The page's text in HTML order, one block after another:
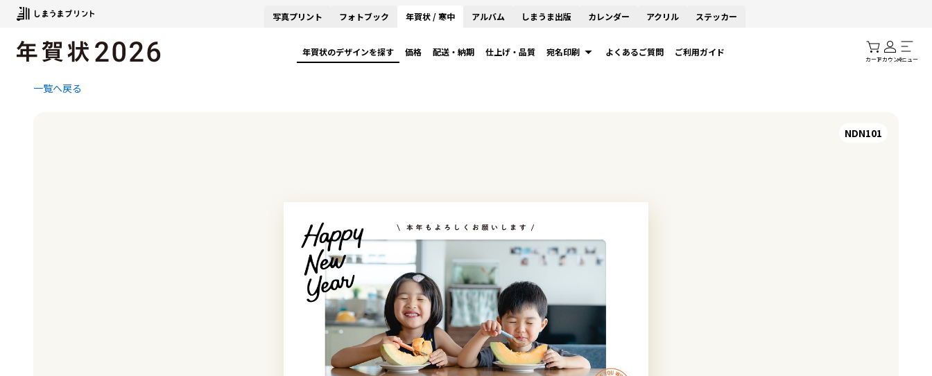
写真プリント フォトブック 年賀状 / 寒中 アルバム しまうま出版 カレンダー アクリル ステッカー
年賀状のデザインを探す 価格 配送・納期 仕上げ・品質 宛名印刷 よくあるご質問 ご利用ガイド
カートアカウントメニュー
一覧へ戻る
NDN101